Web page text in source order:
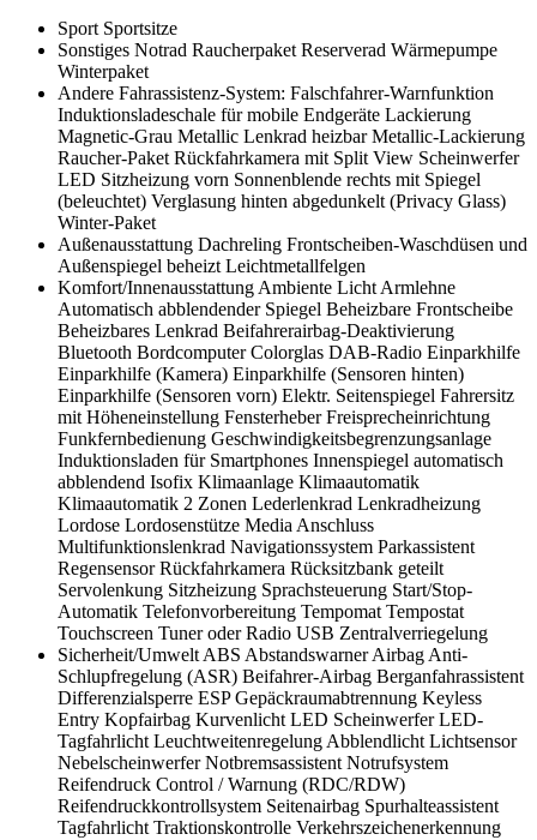
Sport Sportsitze
Sonstiges Notrad Raucherpaket Reserverad Wärmepumpe
Winterpaket
Andere Fahrassistenz-System: Falschfahrer-Warnfunktion
Induktionsladeschale für mobile Endgeräte Lackierung
Magnetic-Grau Metallic Lenkrad heizbarMetallic-Lackierung
Raucher-Paket Rückfahrkamera mit Split View Scheinwerfer
LED Sitzheizung vorn Sonnenblende rechts mit Spiegel
(beleuchtet) Verglasung hinten abgedunkelt (Privacy Glass)
Winter-Paket
Außenausstattung Dachreling Frontscheiben-Waschdüsen und
Außenspiegel beheizt Leichtmetallfelgen
Komfort/Innenausstattung Ambiente Licht Armlehne
Automatisch abblendender Spiegel Beheizbare Frontscheibe
Beheizbares Lenkrad Beifahrerairbag-Deaktivierung
Bluetooth BordcomputerColorglas DAB-Radio Einparkhilfe
Einparkhilfe (Kamera) Einparkhilfe (Sensoren hinten)
Einparkhilfe (Sensoren vorn) Elektr. Seitenspiegel Fahrersitz
mit Höheneinstellung FensterheberFreisprecheinrichtung
Funkfernbedienung Geschwindigkeitsbegrenzungsanlage
Induktionsladen für Smartphones Innenspiegel automatisch
abblendend Isofix Klimaanlage Klimaautomatik
Klimaautomatik 2 Zonen Lederlenkrad Lenkradheizung
Lordose Lordosenstütze Media Anschluss
Multifunktionslenkrad Navigationssystem Parkassistent
RegensensorRückfahrkamera Rücksitzbank geteilt
Servolenkung Sitzheizung Sprachsteuerung Start/Stop-
Automatik Telefonvorbereitung Tempomat Tempostat
Touchscreen Tuner oder Radio USB Zentralverriegelung
Sicherheit/Umwelt ABS AbstandswarnerAirbag Anti-
Schlupfregelung (ASR) Beifahrer-Airbag Berganfahrassistent
Differenzialsperre ESPGepäckraumabtrennung Keyless
Entry Kopfairbag Kurvenlicht LED ScheinwerferLED-
Tagfahrlicht Leuchtweitenregelung Abblendlicht Lichtsensor
NebelscheinwerferNotbremsassistent Notrufsystem
Reifendruck Control / Warnung (RDC/RDW)
Reifendruckkontrollsystem Seitenairbag Spurhalteassistent
Tagfahrlicht Traktionskontrolle Verkehrszeichenerkennung